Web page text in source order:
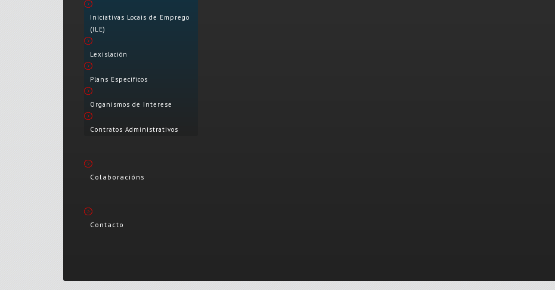
Iniciativas Locais de Emprego
(ILE)
Lexislación
Plans Específicos
Organismos de Interese
Contratos Administrativos
Colaboracións
Contacto